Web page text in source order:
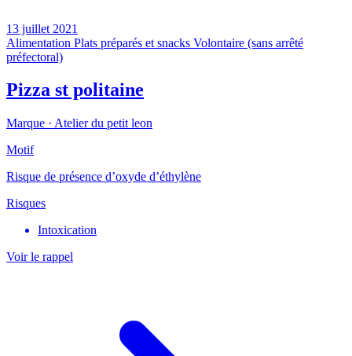
13 juillet 2021
Alimentation Plats préparés et snacks Volontaire (sans arrêté
préfectoral)
Pizza st politaine
Marque · Atelier du petit leon
Motif
Risque de présence d’oxyde d’éthylène
Risques
Intoxication
Voir le rappel